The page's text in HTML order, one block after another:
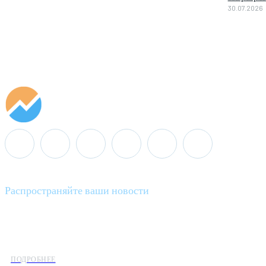
30.07.2026
Распространяйте ваши новости
ПОДРОБНЕЕ